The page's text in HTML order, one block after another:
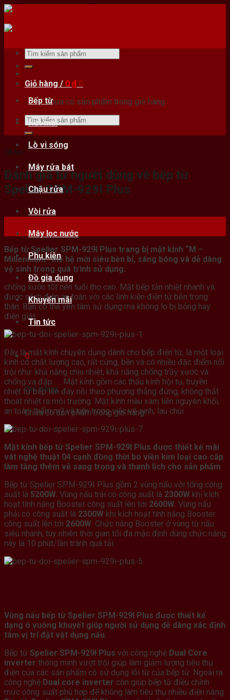
Skip
content
Bếp từ
Hút mùi
Lò vi sóng
Máy rửa bát
Chậu rửa
Vòi rửa
Máy lọc nước
Phụ kiện
Đồ gia dụng
Khuyến mãi
Tin tức
0
Giỏ hàng
Chưa có sản phẩm trong giỏ hàng.
Tìm
kiếm:
Giỏ hàng / 0 ₫ 0
Chưa có sản phẩm trong giỏ hàng.
Tìm
kiếm:
Tin tức
Đánh giá từ người dùng về bếp từ
Spelier SPM-929I Plus
Th8
Bếp từ Spelier SPM-929I Plus trang bị mặt kính “M –
Millennium” thế hệ mới siêu bền bỉ, sáng bóng và dễ dàng
vệ sinh trong quá trình sử dụng.
chống xước tốt nên tuổi thọ cao. Mặt bếp tản nhiệt nhanh và
được cách điện an toàn với các linh kiện điện tử bên trong
thân. Bạn có thể yên tâm sử dụng mà không lo bị bỏng hay
điện giật.
Đây là mặt kính chuyên dụng dành cho bếp điện từ, là một loại
kính có chất lượng cao, rất cứng, bền và có nhiều đặc điểm nổi
trội như: khả năng chịu nhiệt, khả năng chống trầy xước và
chống va đập …. Mặt kính gồm các thấu kính hội tụ, truyền
nhiệt từ bếp lên đáy nồi theo phương thẳng đứng, không thất
thoát nhiệt ra môi trường. Mặt kính màu xám liền nguyên khối,
an toàn, thẩm mỹ và tiện trong việc vệ sinh, lau chùi.
Mặt kính bếp từ Spelier SPM-929I Plus được thiết kế mài
vát nghệ thuật 04 cạnh đồng thời bo viền kim loại cao cấp
làm tăng thêm vẻ sang trọng và thanh lịch cho sản phẩm
Bếp từ Spelier SPM-929I Plus gồm 2 vùng nấu với tổng công
suất là 5200W. Vùng nấu trái có công suất là 2300W khi kích
hoạt tính năng Booster công suất lên tới 2600W. Vùng nấu
phải có công suất là 2300W khi kích hoạt tính năng Booster
công suất lên tới 2600W. Chức năng Booster ở vùng từ nấu
siêu nhanh, tuy nhiên thời gian tối đa mặc định dùng chức năng
này là 10 phút/lần tránh quá tải.
Vùng nấu bếp từ Spelier SPM-929I Plus được thiết kế
dạng ô vuông khuyết giúp người sử dụng dễ dàng xác định
tâm vị trí đặt vật dụng nấu.
Bếp từ Spelier SPM-929I Plus với công nghệ Dual Core
inverter thông minh vượt trội giúp làm giảm lượng tiêu thụ
điện của các sản phẩm có sử dụng lõi từ của bếp từ. Ngoài ra
công nghệ Dual core inverter còn giúp bếp từ điều chỉnh
mức công suất phù hợp để không làm tiêu thụ nhiều điện năng.